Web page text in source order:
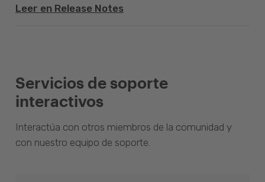
Leer en Release Notes
Servicios de soporte
interactivos
Interactúa con otros miembros de la comunidad y
con nuestro equipo de soporte.